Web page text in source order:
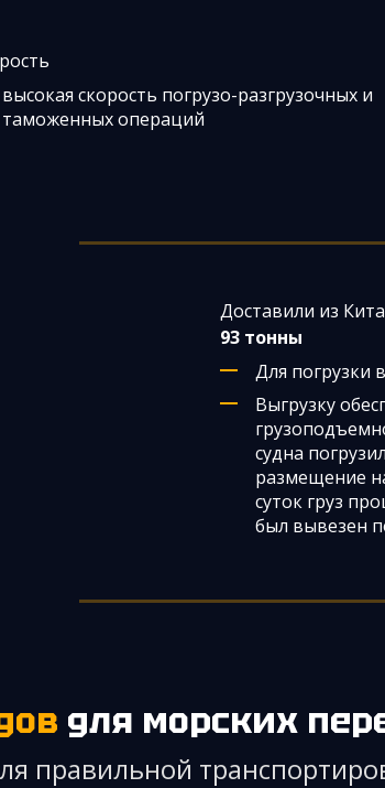
высокая скорость погрузо-разгрузочных и
таможенных операций
Доставили из
93 тонны
Для погрузки
Выгрузку
судна
размещениe
суток груз
был вывезен
для морских
правильной